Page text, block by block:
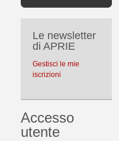
Le newsletter
di APRIE
Gestisci le mie
iscrizioni
Accesso
utente